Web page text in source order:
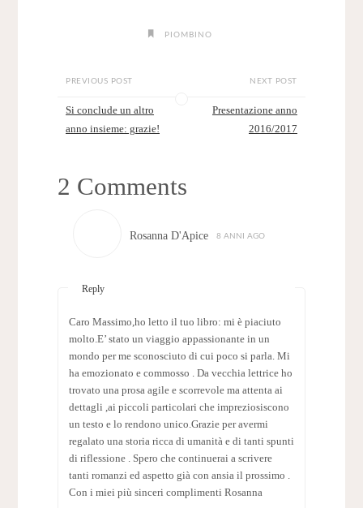
PIOMBINO
PREVIOUS POST
Si conclude un altro
anno insieme: grazie!
NEXT POST
Presentazione anno
2016/2017
2 Comments
Rosanna D'Apice 8 ANNI AGO
Reply
Caro Massimo,ho letto il tuo libro: mi è piaciuto
molto.E’ stato un viaggio appassionante in un
mondo per me sconosciuto di cui poco si parla. Mi
ha emozionato e commosso . Da vecchia lettrice ho
trovato una prosa agile e scorrevole ma attenta ai
dettagli ,ai piccoli particolari che impreziosiscono
un testo e lo rendono unico.Grazie per avermi
regalato una storia ricca di umanità e di tanti spunti
di riflessione . Spero che continuerai a scrivere
tanti romanzi ed aspetto già con ansia il prossimo .
Con i miei più sinceri complimenti Rosanna